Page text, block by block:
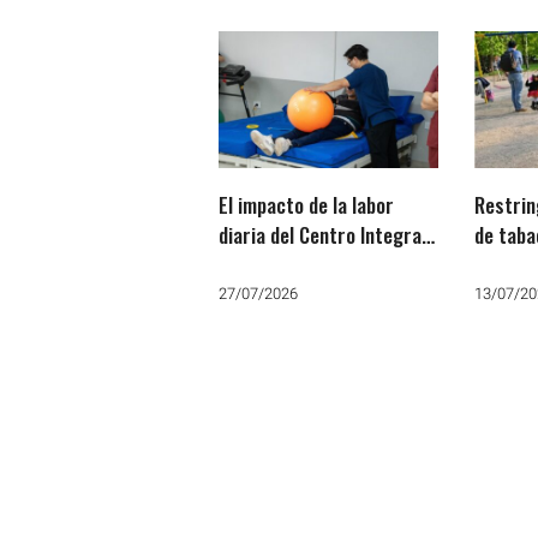
El impacto de la labor
diaria del Centro Integral
comunidad varelense
27/07/2026
de tabaco en
13/07/